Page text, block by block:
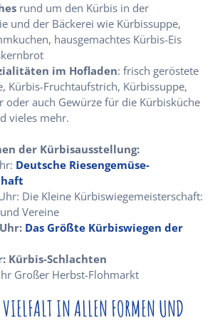
rund um den Kürbis in der
und der Bäckerei wie Kürbissuppe,
hausgemachtes Kürbis-Eis
im Hofladen: frisch geröstete
Kürbis-Fruchtaufstrich, Kürbissuppe,
oder auch Gewürze für die Kürbisküche
vieles mehr.
der Kürbisausstellung:
Deutsche Riesengemüse-
Die Kleine Kürbiswiegemeisterschaft:
Vereine
Das Größte Kürbiswiegen der
Kürbis-Schlachten
Großer Herbst-Flohmarkt
IN ALLEN FORMEN UND